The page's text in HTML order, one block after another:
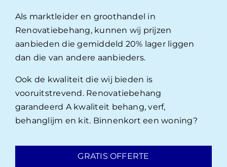
Als marktleider en groothandel in
Renovatiebehang, kunnen wij prijzen
aanbieden die gemiddeld 20% lager liggen
dan die van andere aanbieders.
Ook de kwaliteit die wij bieden is
vooruitstrevend. Renovatiebehang
garandeerd A kwaliteit behang, verf,
behanglijm en kit. Binnenkort een woning?
GRATIS OFFERTE